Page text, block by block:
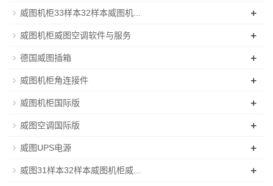
威图机柜33样本32样本威图机... +
威图机柜威图空调软件与服务 +
德国威图插箱 +
威图机柜角连接件 +
威图机柜国际版 +
威图空调国际版 +
威图UPS电源 +
威图31样本32样本威图机柜威... +